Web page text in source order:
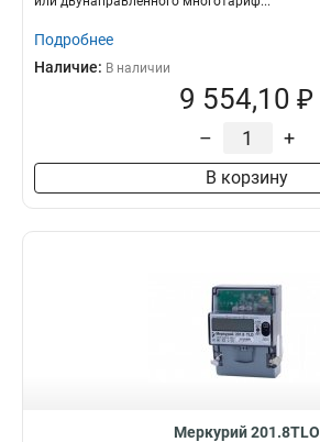
Подробнее
Наличие: В наличии
9 554,10 ₽
– +
В корзину
Меркурий 201.8TLO